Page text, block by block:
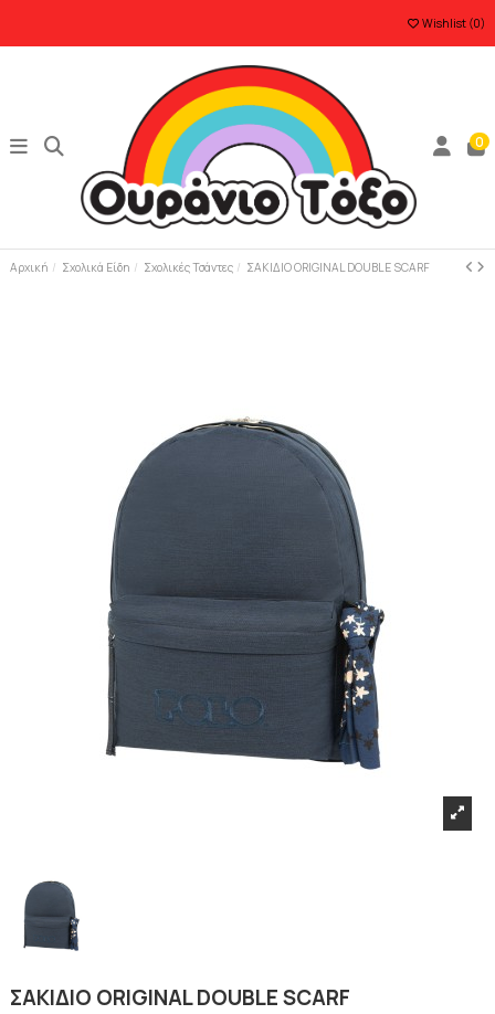
Wishlist (0)
0
Αρχική Σχολικά Είδη Σχολικές Τσάντες ΣΑΚΙΔΙΟ ORIGINAL DOUBLE SCARF
ΣΑΚΙΔΙΟ ORIGINAL DOUBLE SCARF